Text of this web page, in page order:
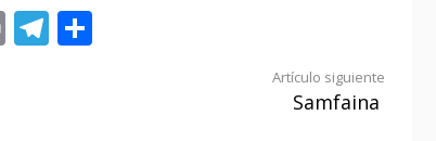
PrintTelegram
Artículo siguiente
Samfaina